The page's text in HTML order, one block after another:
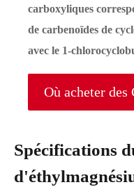
carboxyliques
de carbenoïdes de
avec le 1-
Où acheter
Spécifications